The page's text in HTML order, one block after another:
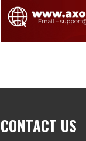
CONTACT US